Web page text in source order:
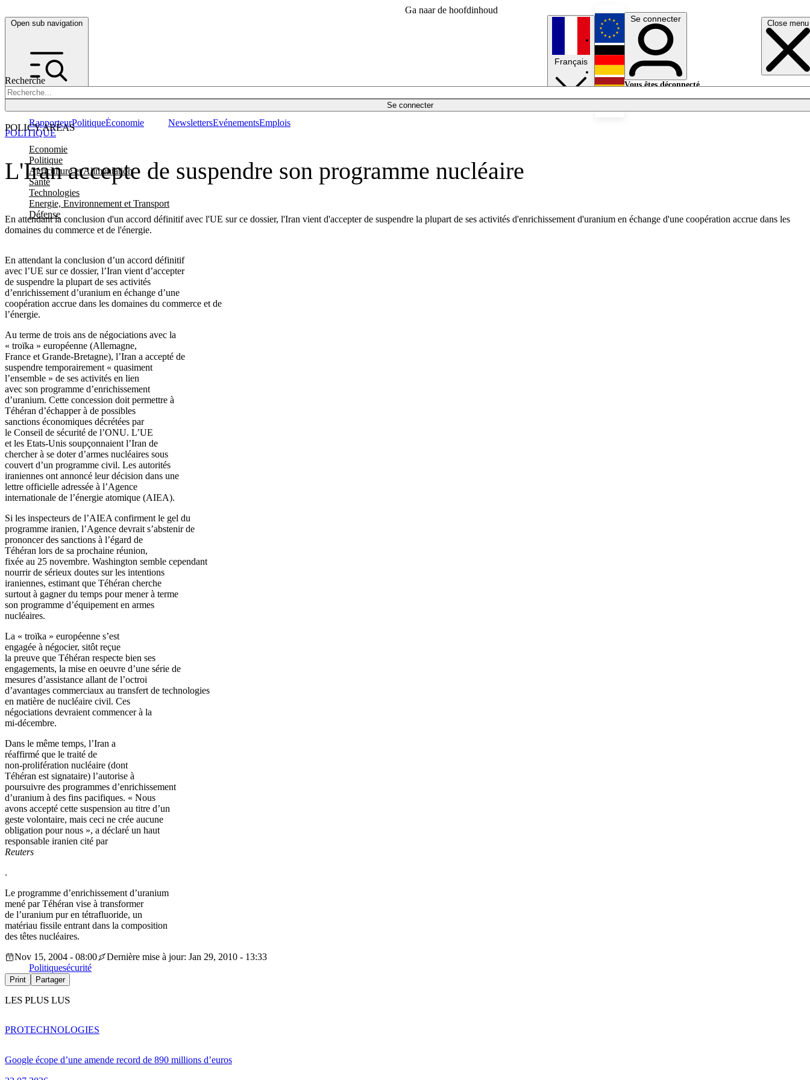
Ga naar de hoofdinhoud
Open sub navigation Close menu
Recherche
Se connecter
POLICY AREAS
Economie
Politique
Agriculture et Alimentation
Santé
Technologies
Energie, Environnement et Transport
Défense
RapporteurPolitiqueÉconomie NewslettersEvénementsEmplois
Français
English
Deutsch
Se connecter
Vous êtes déconnecté.
L'Iran accepte de suspendre son programme nucléaire
En attendant la conclusion d'un accord définitif avec l'UE sur ce dossier, l'Iran vient d'accepter de suspendre la plupart de ses activités d'enrichissement d'uranium en échange d'une coopération accrue dans les
domaines du commerce et de l'énergie.
POLITIQUE
En attendant la conclusion d’un accord définitif
avec l’UE sur ce dossier, l’Iran vient d’accepter
de suspendre la plupart de ses activités
d’enrichissement d’uranium en échange d’une
coopération accrue dans les domaines du commerce et de
l’énergie.
Au terme de trois ans de négociations avec la
« troïka » européenne (Allemagne,
France et Grande-Bretagne), l’Iran a accepté de
suspendre temporairement « quasiment
l’ensemble » de ses activités en lien
avec son programme d’enrichissement
d’uranium. Cette concession doit permettre à
Téhéran d’échapper à de possibles
sanctions économiques décrétées par
le Conseil de sécurité de l’ONU. L’UE
et les Etats-Unis soupçonnaient l’Iran de
chercher à se doter d’armes nucléaires sous
couvert d’un programme civil. Les autorités
iraniennes ont annoncé leur décision dans une
lettre officielle adressée à l’Agence
internationale de l’énergie atomique (AIEA).
Si les inspecteurs de l’AIEA confirment le gel du
programme iranien, l’Agence devrait s’abstenir de
prononcer des sanctions à l’égard de
Téhéran lors de sa prochaine réunion,
fixée au 25 novembre. Washington semble cependant
nourrir de sérieux doutes sur les intentions
iraniennes, estimant que Téhéran cherche
surtout à gagner du temps pour mener à terme
son programme d’équipement en armes
nucléaires.
La « troïka » européenne s’est
engagée à négocier, sitôt reçue
la preuve que Téhéran respecte bien ses
engagements, la mise en oeuvre d’une série de
mesures d’assistance allant de l’octroi
d’avantages commerciaux au transfert de technologies
en matière de nucléaire civil. Ces
négociations devraient commencer à la
mi-décembre.
Dans le même temps, l’Iran a
réaffirmé que le traité de
non-prolifération nucléaire (dont
Téhéran est signataire) l’autorise à
poursuivre des programmes d’enrichissement
d’uranium à des fins pacifiques. « Nous
avons accepté cette suspension au titre d’un
geste volontaire, mais ceci ne crée aucune
obligation pour nous », a déclaré un haut
responsable iranien cité par
Reuters
.
Le programme d’enrichissement d’uranium
mené par Téhéran vise à transformer
de l’uranium pur en tétrafluoride, un
matériau fissile entrant dans la composition
des têtes nucléaires.
Nov 15, 2004 - 08:00
Dernière mise à jour: Jan 29, 2010 - 13:33
Politiquesécurité
Print Partager
LES PLUS LUS
Google écope d’une amende record de 890 millions d’euros
PROTECHNOLOGIES